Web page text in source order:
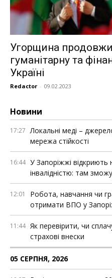
Угорщина
гуманітарну та
Україні
Redactor - 09.02.2023
Новини
17:27
Локальні меді –
мережа стійкості
16:44 У Запоріжжі
інвалідністю: там
12:01
Робота, навчання чи
отримати ВПО у
11:44 Як перевірити, чи
страхові внески
05 СЕРПНЯ, 2026